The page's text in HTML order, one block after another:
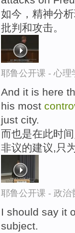
如今，精神分
批判和攻击。
耶鲁公开课 - 心理
And it is here
his most
just city.
而也是在此时
非议的建议,只
耶鲁公开课 - 政治
I should say it
subject.